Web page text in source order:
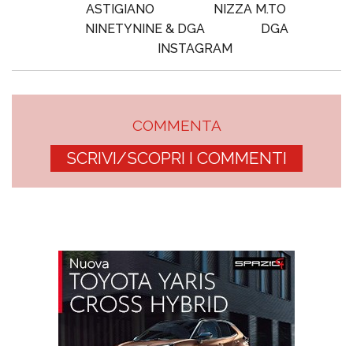
ASTIGIANO
NIZZA M.TO
NINETYNINE & DGA
DGA
INSTAGRAM
COMMENTA
SCRIVI/SCOPRI I COMMENTI